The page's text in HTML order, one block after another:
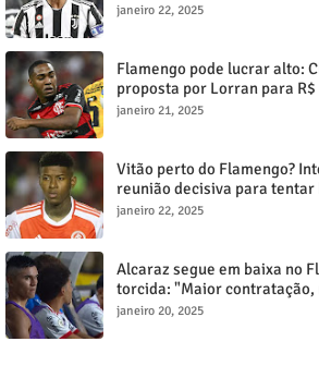
janeiro 22, 2025
Flamengo pode lucrar alto:
proposta por Lorran para
janeiro 21, 2025
Vitão perto do Flamengo?
reunião decisiva para
milionária
janeiro 22, 2025
Alcaraz segue em baixa no
torcida: "Maior contratação,
janeiro 20, 2025